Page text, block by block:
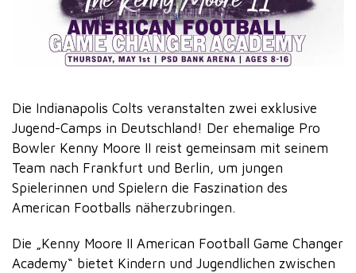
Die Indianapolis Colts veranstalten zwei exklusive
Jugend-Camps in Deutschland! Der ehemalige Pro
Bowler Kenny Moore II reist gemeinsam mit seinem
Team nach Frankfurt und Berlin, um jungen
Spielerinnen und Spielern die Faszination des
American Footballs näherzubringen.
Die „Kenny Moore II American Football Game Changer
Academy“ bietet Kindern und Jugendlichen zwischen